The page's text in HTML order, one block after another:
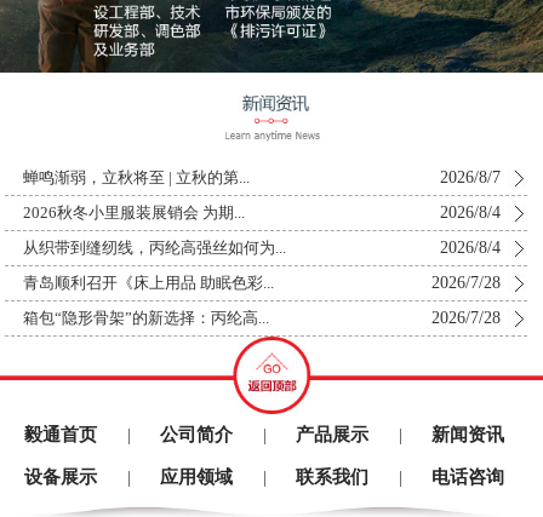
蝉鸣渐弱，立秋将至 | 立秋的第... 2026/8/7
2026秋冬小里服装展销会 为期... 2026/8/4
从织带到缝纫线，丙纶高强丝如何为... 2026/8/4
青岛顺利召开《床上用品 助眠色彩... 2026/7/28
箱包“隐形骨架”的新选择：丙纶高... 2026/7/28
毅通首页 公司简介 产品展示 新闻资讯
设备展示 应用领域 联系我们 电话咨询